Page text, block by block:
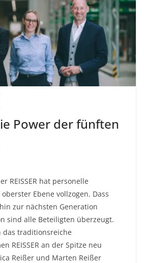
Power der fünften
REISSER hat personelle
Ebene vollzogen. Dass
zur nächsten Generation
sind alle Beteiligten überzeugt.
das traditionsreiche
REISSER an der Spitze neu
Reißer und Marten Reißer